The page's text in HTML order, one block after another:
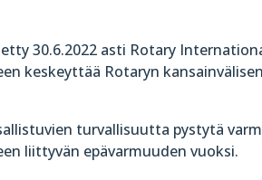
30.6.2022 asti Rotary
keskeyttää Rotaryn
turvallisuutta pystytä
liittyvän epävarmuuden vuoksi.